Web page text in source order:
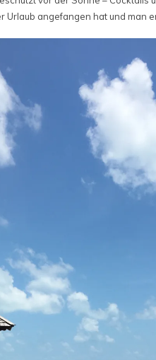
Urlaub angefangen hat und man